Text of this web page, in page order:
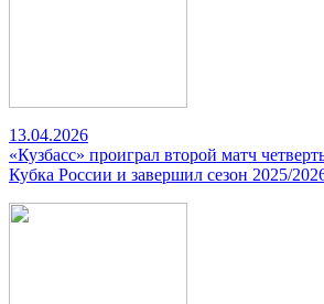
13.04.2026
«Кузбасс» проиграл второй матч
Кубка России и завершил сезон 2025/